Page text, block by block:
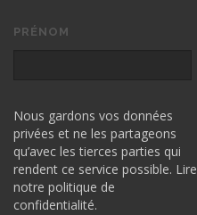
PRÉNOM
Nous gardons vos données
privées et ne les partageons
qu’avec les tierces parties qui
rendent ce service possible. Lire
notre politique de
confidentialité.